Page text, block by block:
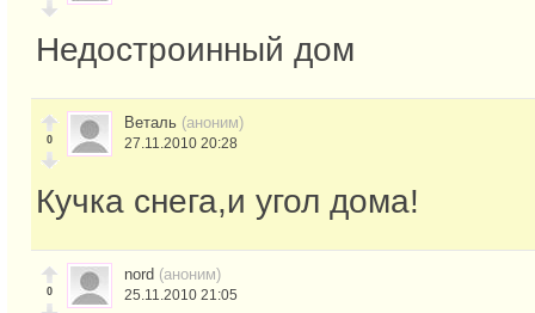
Недостроинный дом
0
Веталь (аноним)
27.11.2010 20:28
Кучка снега,и угол дома!
0
nord (аноним)
25.11.2010 21:05